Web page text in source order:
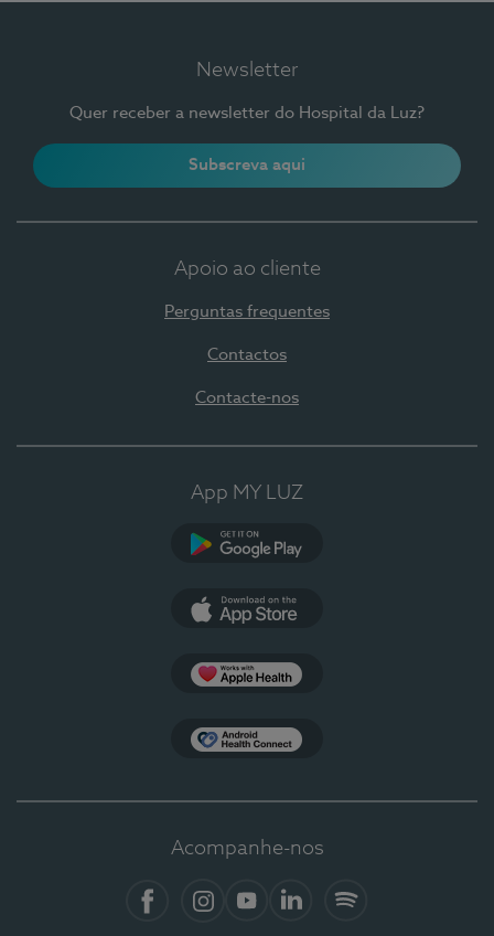
Newsletter
Quer receber a newsletter do Hospital da Luz?
Subscreva aqui
Apoio ao cliente
Perguntas frequentes
Contactos
Contacte-nos
App MY LUZ
Acompanhe-nos